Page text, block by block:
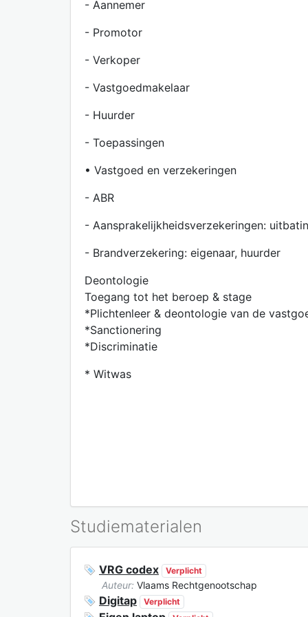
- Aannemer
- Promotor
- Verkoper
- Vastgoedmakelaar
- Huurder
- Toepassingen
• Vastgoed en verzekeringen
- ABR
- Aansprakelijkheidsverzekeringen:
- Brandverzekering: eigenaar, huurder
Deontologie
Toegang tot het beroep & stage
*Plichtenleer & deontologie van de
*Sanctionering
*Discriminatie
* Witwas
Studiematerialen
VRG codex Verplicht
Auteur: Vlaams Rechtgenootschap
Digitap Verplicht